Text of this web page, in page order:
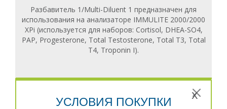
Разбавитель 1/Multi-Diluent 1 предназначен для
использования на анализаторе IMMULITE 2000/2000
XPi (используется для наборов: Cortisol, DHEA-SO4,
PAP, Progesterone, Total Testosterone, Total T3, Total
T4, Troponin I).
x
УСЛОВИЯ ПОКУПКИ